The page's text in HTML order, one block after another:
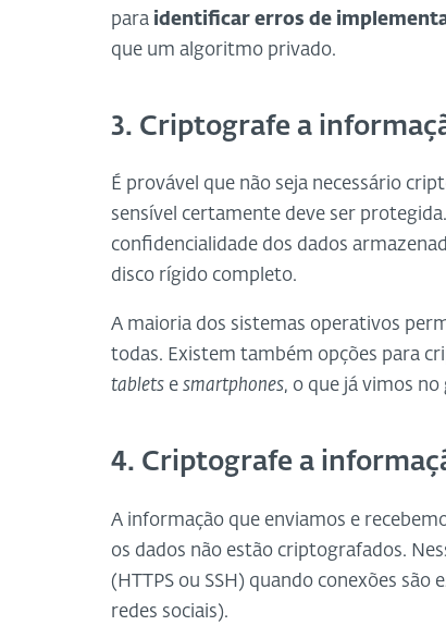
para identificar erros de
que um algoritmo privado.
3. Criptografe a
É provável que não seja necessário
sensível certamente deve ser
confidencialidade dos dados
disco rígido completo.
A maioria dos sistemas operativos
todas. Existem também opções para
tablets e smartphones, o que já vimos
4. Criptografe a
A informação que enviamos e
os dados não estão criptografados.
(HTTPS ou SSH) quando conexões
redes sociais).